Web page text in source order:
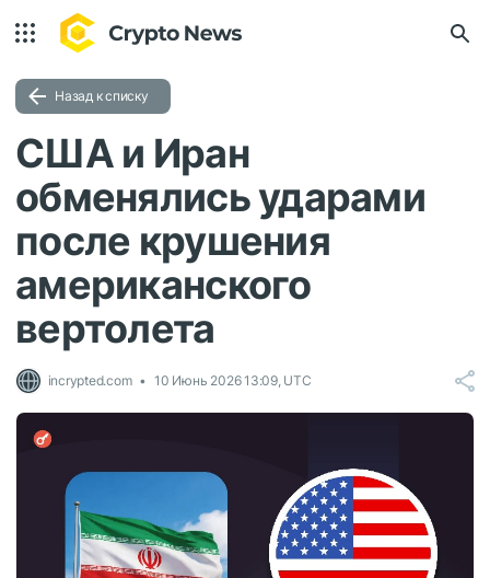
Назад к списку
США и Иран
обменялись ударами
после крушения
американского
вертолета
incrypted.com 10 Июнь 2026 13:09, UTC